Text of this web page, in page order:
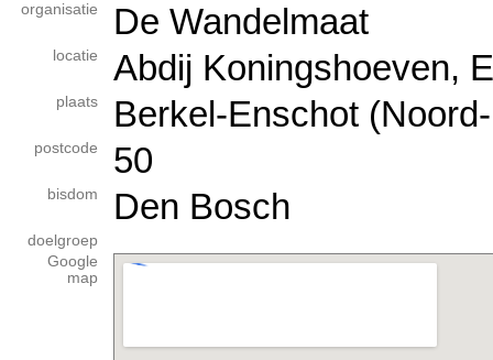
organisatie De Wandelmaat
locatie Abdij Koningshoeven,
plaats Berkel-Enschot
postcode 50
bisdom Den Bosch
doelgroep
Google
map